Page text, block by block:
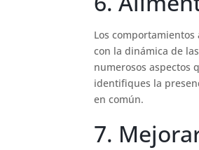
Los
con la dinámica de
numerosos aspectos
identifiques la
en común.
7.